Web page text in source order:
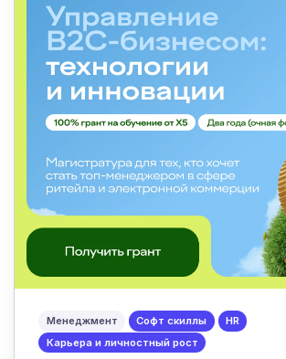
Менеджмент Софт скиллы
HR
Карьера и личностный рост